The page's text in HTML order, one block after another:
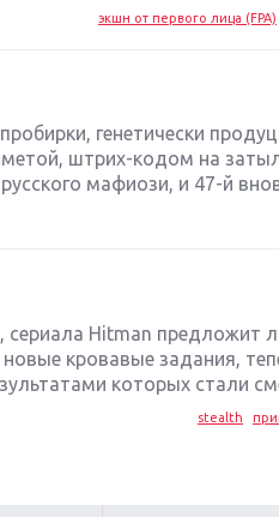
экшн от первого лица (FPA)
генетически
штрих-кодом на
мафиози, и 47-й
Hitman предложит
кровавые задания,
которых стали
stealth